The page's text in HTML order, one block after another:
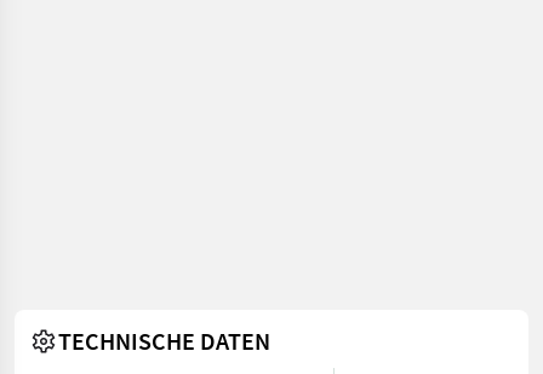
TECHNISCHE DATEN